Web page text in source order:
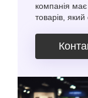
компанія має
товарів,